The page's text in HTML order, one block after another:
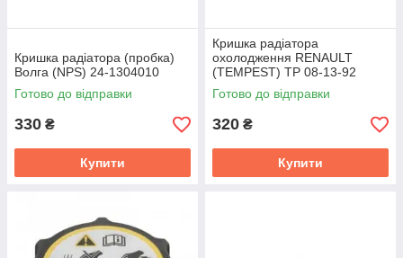
Кришка радiатора (пробка)
Волга (NPS) 24-1304010
Готово до відправки
330 ₴
Купити
Кришка радіатора
охолодження RENAULT
(TEMPEST) TP 08-13-92
Готово до відправки
320 ₴
Купити